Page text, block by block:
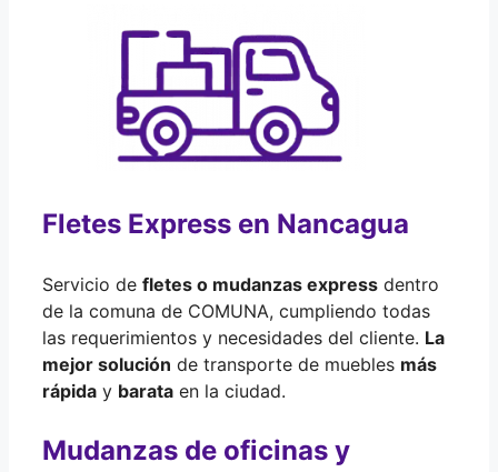
Fletes Express en Nancagua
Servicio de fletes o mudanzas express dentro
de la comuna de COMUNA, cumpliendo todas
las requerimientos y necesidades del cliente. La
mejor solución de transporte de muebles más
rápida y barata en la ciudad.
Mudanzas de oficinas y